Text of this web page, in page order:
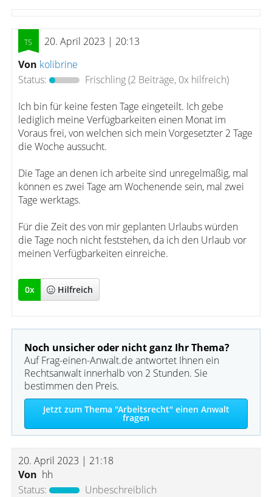
20. April 2023 | 20:13
Von kolibrine
Status:
Frischling(2 Beiträge, 0x hilfreich)
Ich bin für keine festen Tage eingeteilt. Ich gebe
lediglich meine Verfügbarkeiten einen Monat im
Voraus frei, von welchen sich mein Vorgesetzter 2 Tage
die Woche aussucht.
Die Tage an denen ich arbeite sind unregelmäßig, mal
können es zwei Tage am Wochenende sein, mal zwei
Tage werktags.
Für die Zeit des von mir geplanten Urlaubs würden
die Tage noch nicht feststehen, da ich den Urlaub vor
meinen Verfügbarkeiten einreiche.
0x Hilfreich
Noch unsicher oder nicht ganz Ihr Thema?
Auf Frag-einen-Anwalt.de antwortet Ihnen ein
Rechtsanwalt innerhalb von 2 Stunden. Sie
bestimmen den Preis.
Jetzt zum Thema "Arbeitsrecht" einen Anwalt
fragen
20. April 2023 | 21:18
Von hh
Status:
Unbeschreiblich